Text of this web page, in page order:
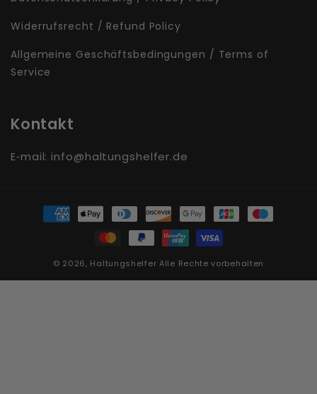
Widerrufsrecht / Refund Policy
Allgemeine Geschäftsbedingungen / Terms of
Service
Kontakt
E‑mail: info@haltungshelfer.de
Zahlungsmethoden
© 2026, Haltungshelfer Alle Rechte vorbehalten